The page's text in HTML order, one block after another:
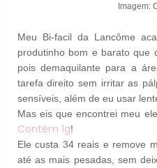
Imagem:
Meu Bi-facil da Lancôme
produtinho bom e barato que
pois demaquilante para a
tarefa direito sem irritar as
sensíveis, além de eu usar
Mas eis que encontrei meu
Contém 1g!
Ele custa 34 reais e remove
até as mais pesadas, sem